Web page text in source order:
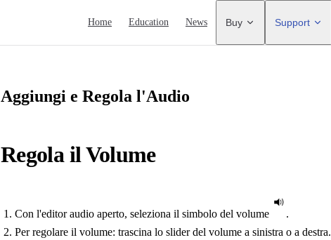
Home Education News Buy Support
Aggiungi e Regola l'Audio
Regola il Volume
Con l'editor audio aperto, seleziona il simbolo del volume
.
Per regolare il volume: trascina lo slider del volume a sinistra o a destra.